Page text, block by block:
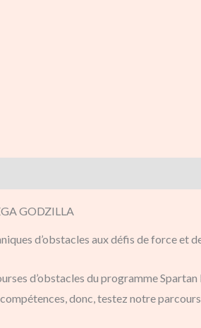
GODZILLA
d’obstacles aux défis de force et
d’obstacles du programme
donc, testez notre